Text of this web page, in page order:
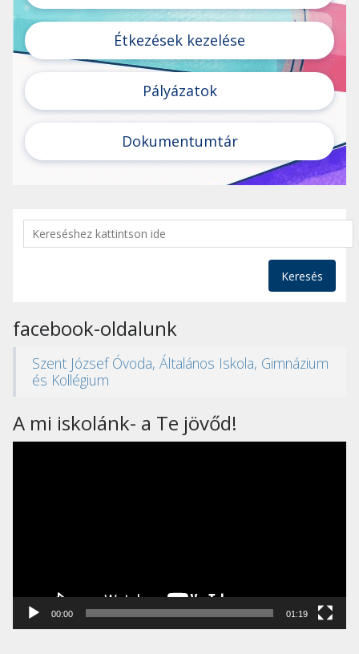
Étkezések kezelése
Pályázatok
Dokumentumtár
Keresés
facebook-oldalunk
Szent József Óvoda, Általános Iskola, Gimnázium
és Kollégium
A mi iskolánk- a Te jövőd!
00:00 01:19